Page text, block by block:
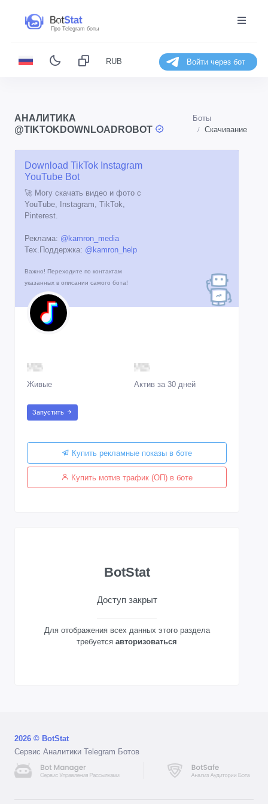
Про Telegram боты
RUB Войти через бот
АНАЛИТИКА
@TIKTOKDOWNLOADROBOT
Боты
Скачивание
Download TikTok Instagram
YouTube Bot
🚀 Могу скачать видео и фото с
YouTube, Instagram, TikTok,
Pinterest.
Реклама: @kamron_media
Тех.Поддержка: @kamron_help
Важно! Переходите по контактам
указанных в описании самого бота!
Живые Актив за 30 дней
Запустить
Купить рекламные показы в боте
Купить мотив трафик (ОП) в боте
BotStat
Доступ закрыт
Для отображения всех данных этого раздела
требуется авторизоваться
2026 © BotStat
Сервис Аналитики Telegram Ботов